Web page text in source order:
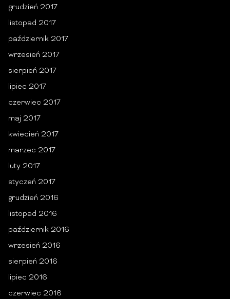
grudzień 2017
listopad 2017
październik 2017
wrzesień 2017
sierpień 2017
lipiec 2017
czerwiec 2017
maj 2017
kwiecień 2017
marzec 2017
luty 2017
styczeń 2017
grudzień 2016
listopad 2016
październik 2016
wrzesień 2016
sierpień 2016
lipiec 2016
czerwiec 2016